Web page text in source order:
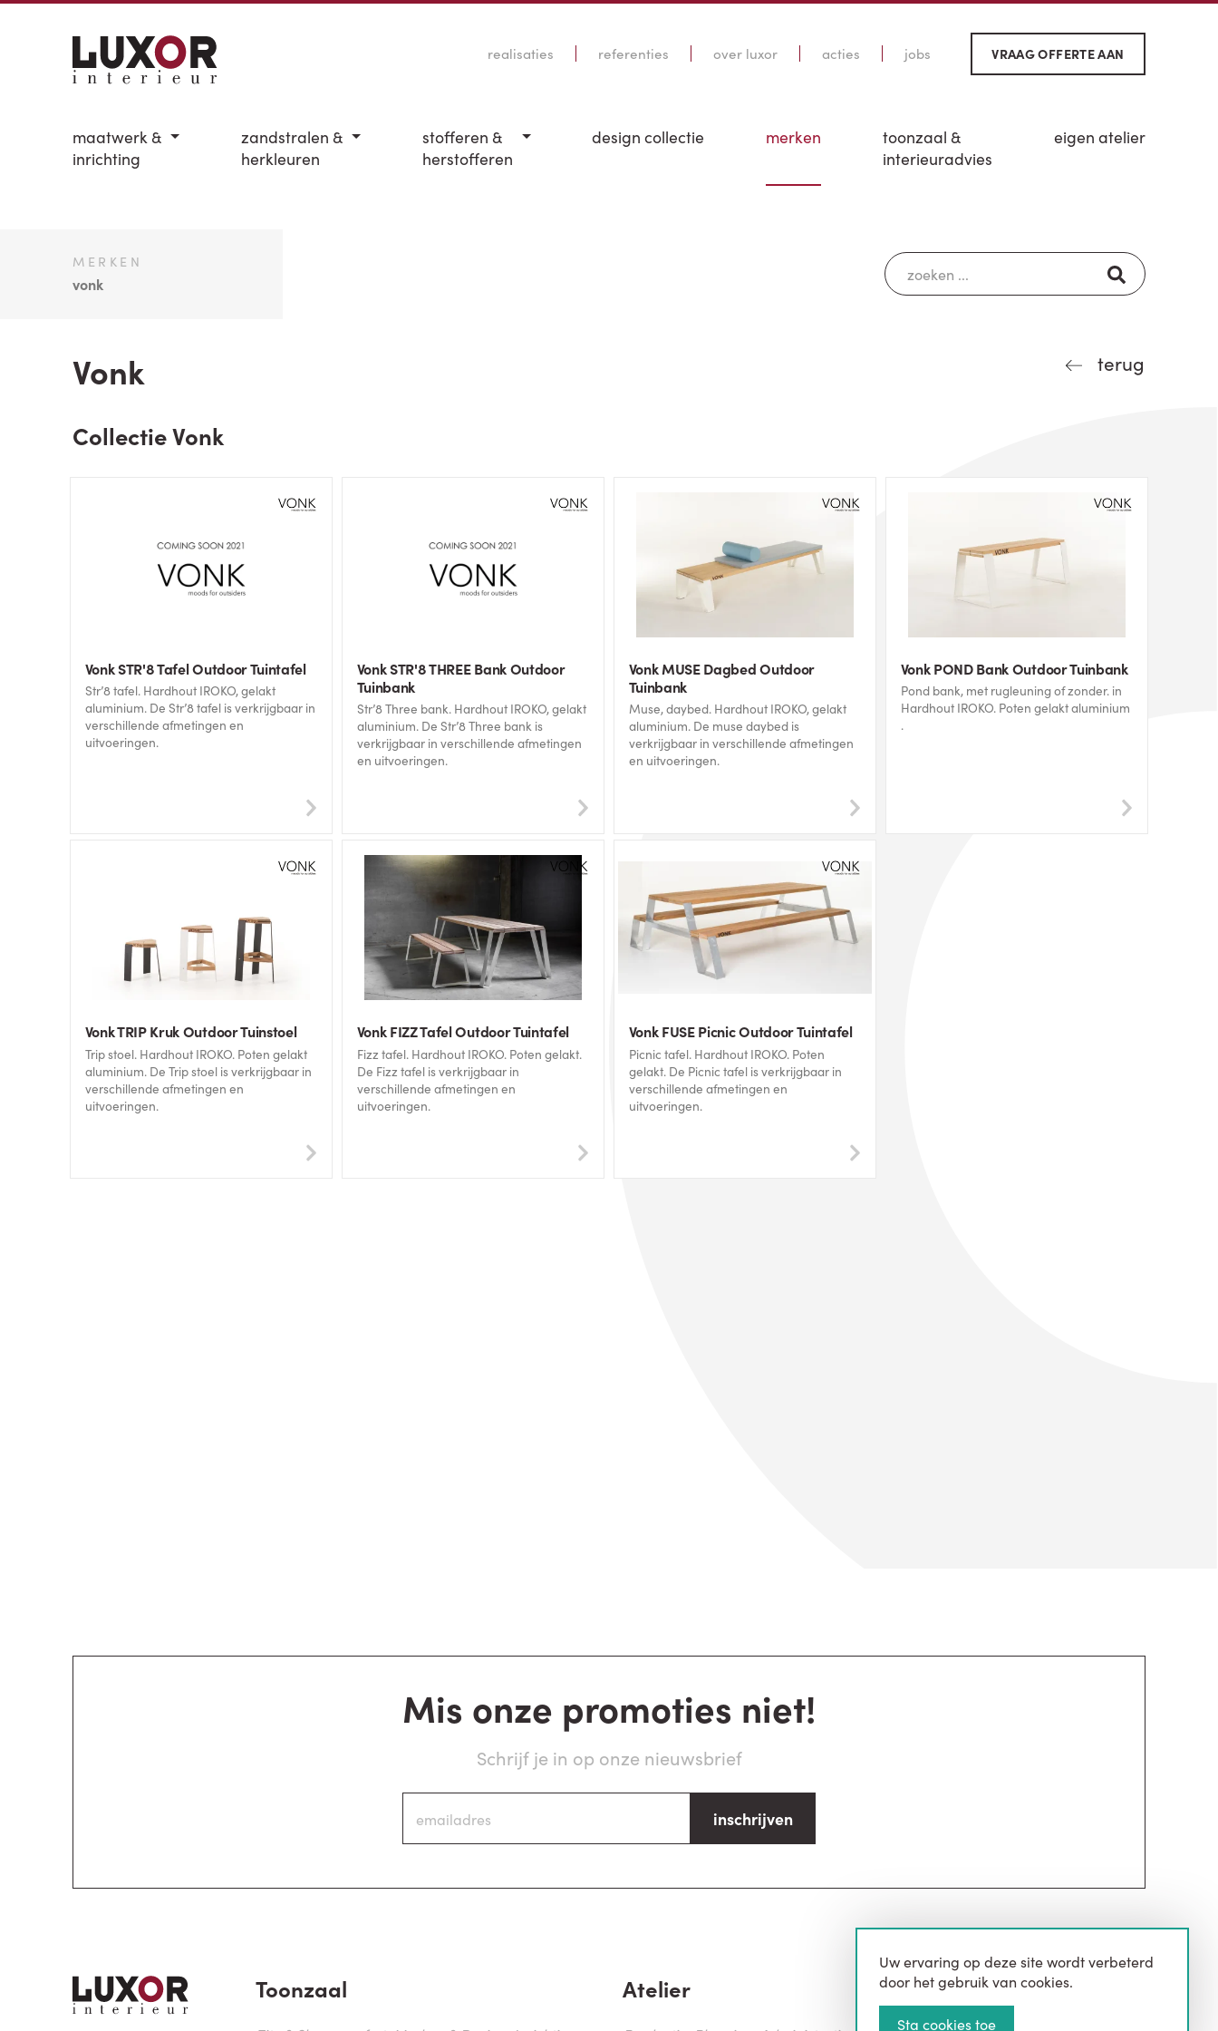
realisaties referenties over luxor acties jobs VRAAG OFFERTE AAN
maatwerk &
inrichting
zandstralen &
herkleuren
stofferen &
herstofferen
design collectie merken
toonzaal &
interieuradvies
eigen atelier
MERKEN
vonk
Vonk terug
Collectie Vonk
Vonk STR'8 Tafel Outdoor Tuintafel
Str’8 tafel. Hardhout IROKO, gelakt
aluminium. De Str’8 tafel is verkrijgbaar in
verschillende afmetingen en
uitvoeringen.
Vonk STR'8 THREE Bank Outdoor
Tuinbank
Str’8 Three bank. Hardhout IROKO, gelakt
aluminium. De Str’8 Three bank is
verkrijgbaar in verschillende afmetingen
en uitvoeringen.
Vonk MUSE Dagbed Outdoor
Tuinbank
Muse, daybed. Hardhout IROKO, gelakt
aluminium. De muse daybed is
verkrijgbaar in verschillende afmetingen
en uitvoeringen.
Vonk POND Bank Outdoor Tuinbank
Pond bank, met rugleuning of zonder. in
Hardhout IROKO. Poten gelakt aluminium
.
Vonk TRIP Kruk Outdoor Tuinstoel
Trip stoel. Hardhout IROKO. Poten gelakt
aluminium. De Trip stoel is verkrijgbaar in
verschillende afmetingen en
uitvoeringen.
Vonk FIZZ Tafel Outdoor Tuintafel
Fizz tafel. Hardhout IROKO. Poten gelakt.
De Fizz tafel is verkrijgbaar in
verschillende afmetingen en
uitvoeringen.
Vonk FUSE Picnic Outdoor Tuintafel
Picnic tafel. Hardhout IROKO. Poten
gelakt. De Picnic tafel is verkrijgbaar in
verschillende afmetingen en
uitvoeringen.
Mis onze promoties niet!
Schrijf je in op onze nieuwsbrief
inschrijven
Toonzaal Atelier
Uw ervaring op deze site wordt verbeterd
door het gebruik van cookies.
Sta cookies toe